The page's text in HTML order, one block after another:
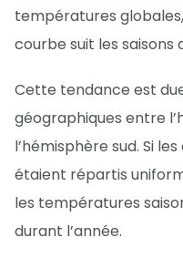
températures
courbe suit les saisons
Cette tendance est
géographiques entre
l’hémisphère sud. Si
étaient répartis
les températures
durant l’année.